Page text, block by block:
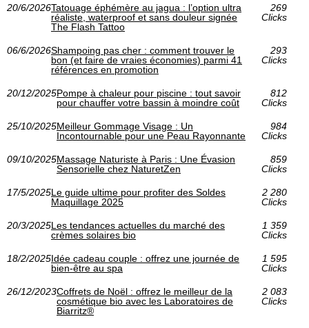
20/6/2026Tatouage éphémère au jagua : l’option ultra
réaliste, waterproof et sans douleur signée
The Flash Tattoo
269
Clicks
06/6/2026Shampoing pas cher : comment trouver le
bon (et faire de vraies économies) parmi 41
références en promotion
293
Clicks
20/12/2025Pompe à chaleur pour piscine : tout savoir
pour chauffer votre bassin à moindre coût
812
Clicks
25/10/2025Meilleur Gommage Visage : Un
Incontournable pour une Peau Rayonnante
984
Clicks
09/10/2025Massage Naturiste à Paris : Une Évasion
Sensorielle chez NaturetZen
859
Clicks
17/5/2025Le guide ultime pour profiter des Soldes
Maquillage 2025
2 280
Clicks
20/3/2025Les tendances actuelles du marché des
crèmes solaires bio
1 359
Clicks
18/2/2025Idée cadeau couple : offrez une journée de
bien-être au spa
1 595
Clicks
26/12/2023Coffrets de Noël : offrez le meilleur de la
cosmétique bio avec les Laboratoires de
Biarritz®
2 083
Clicks